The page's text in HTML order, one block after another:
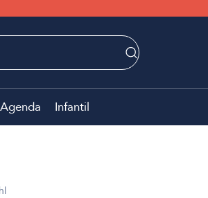
Agenda Infantil